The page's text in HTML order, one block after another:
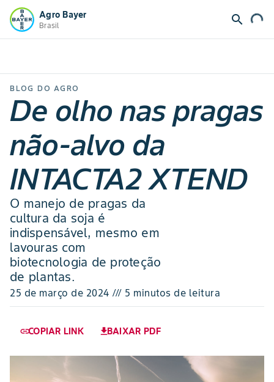
Agro Bayer
Brasil search
BLOG DO AGRO
De olho nas pragas
não-alvo da
INTACTA2 XTEND
O manejo de pragas da
cultura da soja é
indispensável, mesmo em
lavouras com
biotecnologia de proteção
de plantas.
25 de março de 2024 /// 5 minutos de leitura
COPIAR LINK
link BAIXAR PDF
download